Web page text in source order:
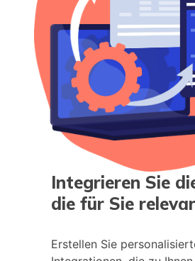
Integrieren Sie
die für Sie
Erstellen Sie